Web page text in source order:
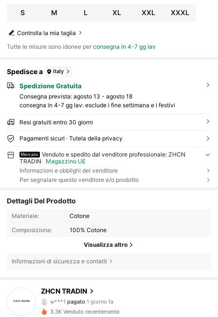
S M L XL XXL XXXL
Controlla la mia taglia
Tutte le misure sono idonee perconsegna in 4-7 gg lav
Spedisce a Italy
Spedizione Gratuita
Consegna prevista: agosto 13 - agosto 18
consegna in 4-7 gg lav: esclude i fine settimana e i festivi
Resi gratuiti entro 30 giorni
Pagamenti sicuri · Tutela della privacy
Mercato
Venduto e spedito dal venditore professionale: ZHCN
TRADIN
Magazzino UE
Informazioni e obblighi del venditore
Per segnalare questo venditore e/o prodotto
Dettagli Del Prodotto
Materiale:
Cotone
Composizione:
100% Cotone
Visualizza altro
Informazioni di sicurezza e contatti
ZHCN TRADIN
4.63
318 Follower
w***1 pagato 1 giorno fa
***** segue 1 giorno fa
3.3K Venduto recentemente